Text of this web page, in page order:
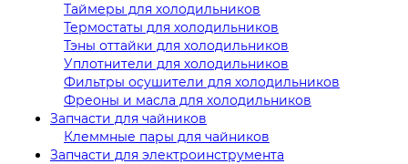
Таймеры для холодильников
Термостаты для холодильников
Тэны оттайки для холодильников
Уплотнители для холодильников
Фильтры осушители для холодильников
Фреоны и масла для холодильников
Запчасти для чайников
Клеммные пары для чайников
Запчасти для электроинструмента